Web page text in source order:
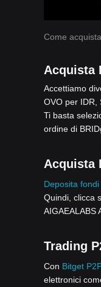
Come
Acquista
Accettiamo
OVO per IDR,
Ti basta
ordine di
Acquista
Deposita
Quindi, clicca
AIGAEALABS
Trading
Con Bitget P2P
elettronici